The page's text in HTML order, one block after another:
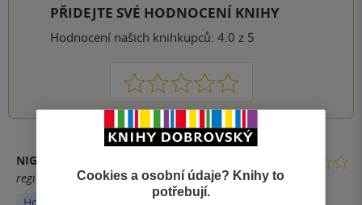
PŘIDEJTE SVÉ HODNOCENÍ KNIHY
Hodnocení našich knihkupců: 4.0 z 5
1 2 3 4 5
NIGHTLU
registrovaný uživatel
Hodnoceno z aplikace
Cookies a osobní údaje? Knihy to
potřebují.